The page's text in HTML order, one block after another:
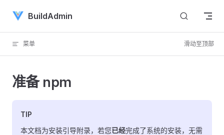
Skip to content
BuildAdmin
菜单 滑动至顶部
准备 npm
TIP
本文档为安装引导附录，若您已经完成了系统的安装，无需